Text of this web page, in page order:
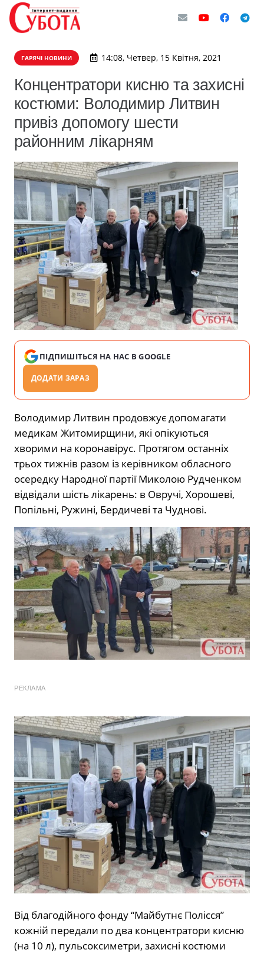
ГАРЯЧІ НОВИНИ 14:08, Четвер, 15 Квітня, 2021
Концентратори кисню та захисні
костюми: Володимир Литвин
привіз допомогу шести
районним лікарням
ПІДПИШІТЬСЯ НА НАС В GOOGLE
ДОДАТИ ЗАРАЗ
Володимир Литвин продовжує допомагати
медикам Житомирщини, які опікуються
хворими на коронавірус. Протягом останніх
трьох тижнів разом із керівником обласного
осередку Народної партії Миколою Рудченком
відвідали шість лікарень: в Овручі, Хорошеві,
Попільні, Ружині, Бердичеві та Чуднові.
РЕКЛАМА
Від благодійного фонду “Майбутнє Полісся”
кожній передали по два концентратори кисню
(на 10 л), пульсоксиметри, захисні костюми